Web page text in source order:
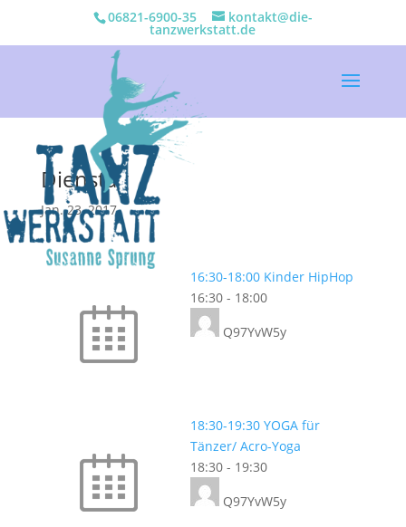
06821-6900-35 kontakt@die-
tanzwerkstatt.de
Dienstag
Jan. 23, 2017
16:30-18:00 Kinder HipHop
16:30- 18:00
Q97YvW5y
18:30-19:30 YOGA für
Tänzer/ Acro-Yoga
18:30- 19:30
Q97YvW5y